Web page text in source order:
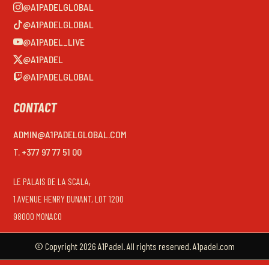
@A1PADELGLOBAL
@A1PADELGLOBAL
@A1PADEL_LIVE
@A1PADEL
@A1PADELGLOBAL
CONTACT
ADMIN@A1PADELGLOBAL.COM
T. +377 97 77 51 00
LE PALAIS DE LA SCALA,
1 AVENUE HENRY DUNANT, LOT 1200
98000 MONACO
© Copyright 2026 A1Padel. All rights reserved. A1padel.com